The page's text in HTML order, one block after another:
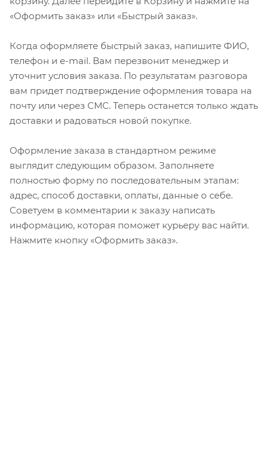
«Оформить заказ» или «Быстрый заказ».
Когда оформляете быстрый заказ, напишите ФИО,
телефон и e-mail. Вам перезвонит менеджер и
уточнит условия заказа. По результатам разговора
вам придет подтверждение оформления товара на
почту или через СМС. Теперь останется только ждать
доставки и радоваться новой покупке.
Оформление заказа в стандартном режиме
выглядит следующим образом. Заполняете
полностью форму по последовательным этапам:
адрес, способ доставки, оплаты, данные о себе.
Советуем в комментарии к заказу написать
информацию, которая поможет курьеру вас найти.
Нажмите кнопку «Оформить заказ».